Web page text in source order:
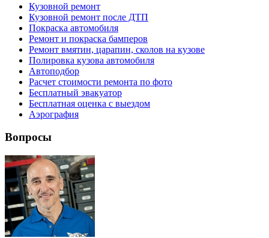
Кузовной ремонт
Кузовной ремонт после ДТП
Покраска автомобиля
Ремонт и покраска бамперов
Ремонт вмятин, царапин, сколов на кузове
Полировка кузова автомобиля
Автоподбор
Расчет стоимости ремонта по фото
Бесплатный эвакуатор
Бесплатная оценка с выездом
Аэрография
Вопросы